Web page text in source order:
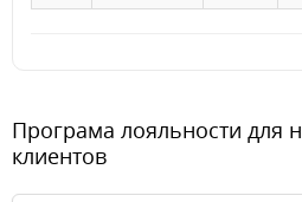
Програма лояльности для
клиентов